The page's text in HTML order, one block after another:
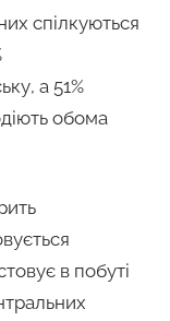
спілкуються
а 51%
обома
в побуті